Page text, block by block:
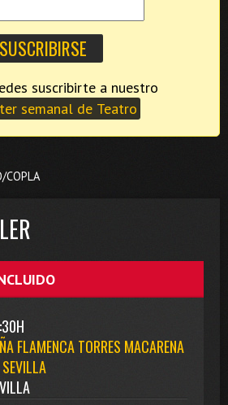
semanal de Teatro
COPLA
FLAMENCA TORRES MACARENA
SEVILLA